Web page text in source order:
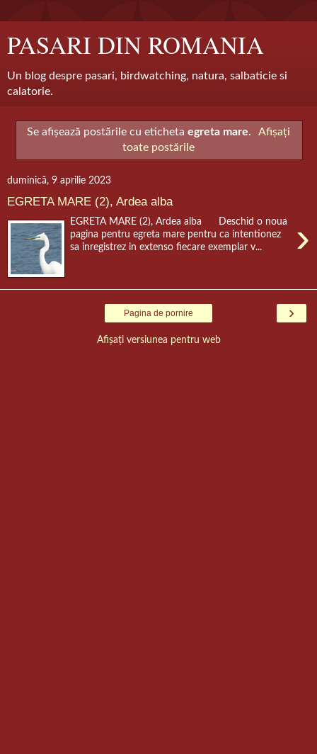
PASARI DIN ROMANIA
Un blog despre pasari, birdwatching, natura, salbaticie si
calatorie.
Se afișează postările cu eticheta egreta mare.
Afișați
toate postările
duminică, 9 aprilie 2023
EGRETA MARE (2), Ardea alba
›
EGRETA MARE (2), Ardea alba Deschid o noua
pagina pentru egreta mare pentru ca intentionez
sa inregistrez in extenso fiecare exemplar v...
›
Pagina de pornire
Afișați versiunea pentru web